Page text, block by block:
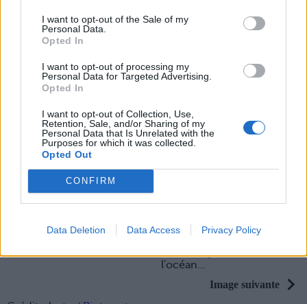
I want to opt-out of the Sale of my
Personal Data.
Opted In
I want to opt-out of processing my
Personal Data for Targeted Advertising.
Opted In
I want to opt-out of Collection, Use,
Retention, Sale, and/or Sharing of my
Personal Data that Is Unrelated with the
Purposes for which it was collected.
Opted Out
CONFIRM
Data Deletion Data Access Privacy Policy
maxi effet. Ongles impec'
rose, c'est le vernis chic par
3. Le bleu pastel :on
appelle le beau temps avec
vernis 1 Seconde de
son bleu profond comme
l'océan...
Image suivante